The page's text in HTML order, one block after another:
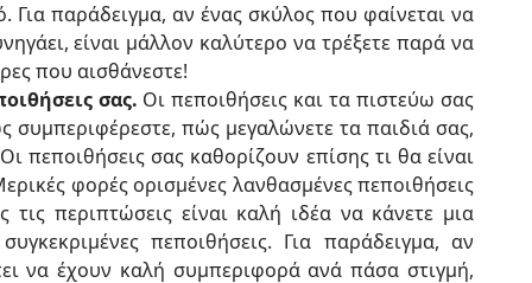
Για παράδειγμα, αν ένας σκύλος που φαίνεται να
είναι μάλλον καλύτερο να τρέξετε παρά να
που αισθάνεστε!
σας. Οι πεποιθήσεις και τα πιστεύω σας
πώς μεγαλώνετε τα παιδιά σας,
πεποιθήσεις σας καθορίζουν επίσης τι θα είναι
φορές ορισμένες λανθασμένες πεποιθήσεις
περιπτώσεις είναι καλή ιδέα να κάνετε μια
πεποιθήσεις. Για παράδειγμα, αν
να έχουν καλή συμπεριφορά ανά πάσα στιγμή,